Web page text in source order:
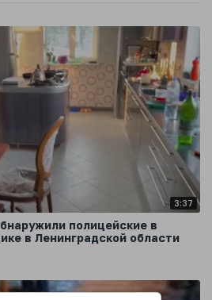
3:37
полицейские в
в Ленинградской области